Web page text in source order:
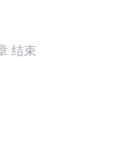
结束